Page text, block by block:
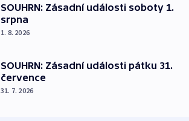
SOUHRN: Zásadní události soboty 1.
srpna
1. 8. 2026
SOUHRN: Zásadní události pátku 31.
července
31. 7. 2026